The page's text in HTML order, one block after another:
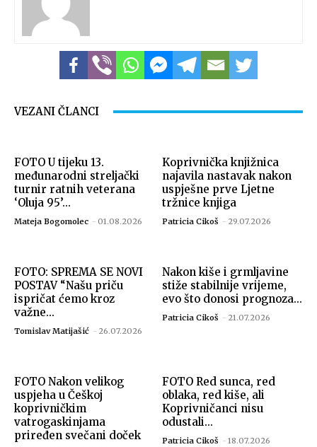
Izvor: Grad Koprivnica
VEZANI ČLANCI
FOTO U tijeku 13.
međunarodni streljački
turnir ratnih veterana
‘Oluja 95’...
Mateja Bogomolec - 01.08.2026
Koprivnička knjižnica
najavila nastavak nakon
uspješne prve Ljetne
tržnice knjiga
Patricia Cikoš - 29.07.2026
FOTO: SPREMA SE NOVI
POSTAV “Našu priču
ispričat ćemo kroz
važne...
Tomislav Matijašić - 26.07.2026
Nakon kiše i grmljavine
stiže stabilnije vrijeme,
evo što donosi prognoza...
Patricia Cikoš - 21.07.2026
FOTO Nakon velikog
uspjeha u Češkoj
koprivničkim
vatrogaskinjama
priređen svečani doček
FOTO Red sunca, red
oblaka, red kiše, ali
Koprivničanci nisu
odustali...
Patricia Cikoš - 18.07.2026